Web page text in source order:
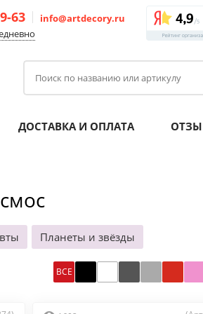
63
info@artdecory.ru
ДОСТАВКА И ОПЛАТА
Планеты и звёзды
ВСЕ